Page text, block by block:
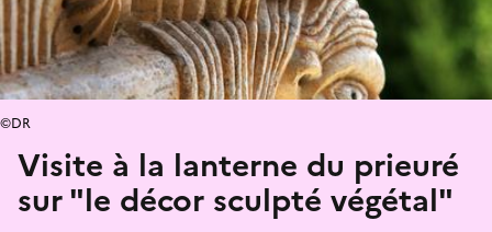
Visite à la lanterne du prieuré
sur "le décor sculpté végétal"
©DR